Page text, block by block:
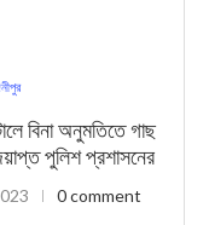
বিনা অনুমতিতে গাছ
পুলিশ প্রশাসনের
0 comment